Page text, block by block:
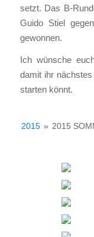
setzt. Das
Gui­do Stiel
gewon­nen.
Ich wün­sche
damit ihr
star­ten könnt.
2015 » 2015